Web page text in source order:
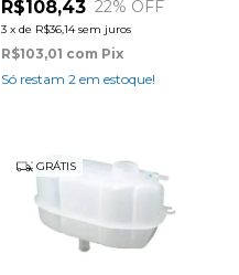
R$108,43 22% OFF
3 x de R$36,14 sem juros
R$103,01 com Pix
Só restam 2 em estoque!
GRÁTIS